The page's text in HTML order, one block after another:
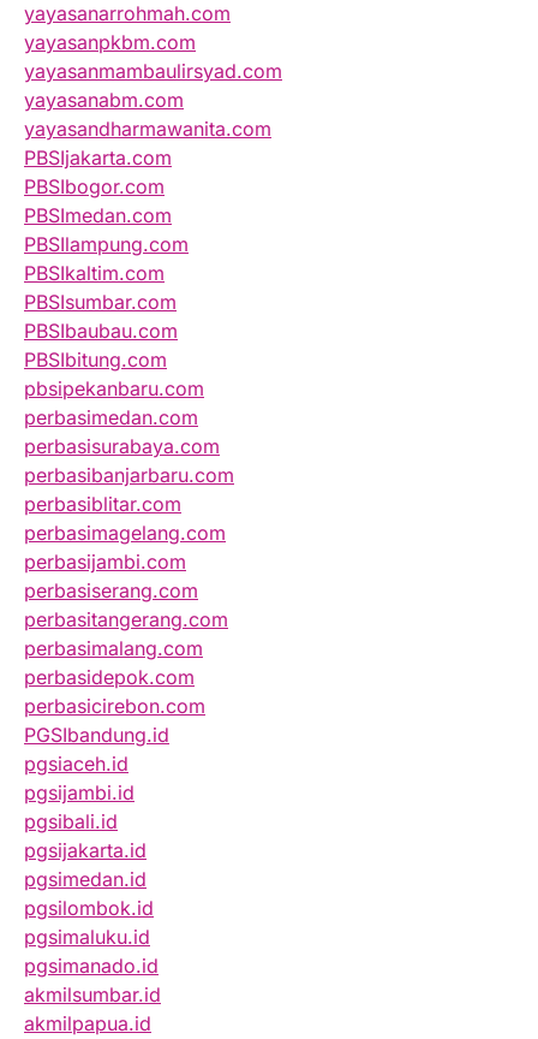
yayasanarrohmah.com
yayasanpkbm.com
yayasanmambaulirsyad.com
yayasanabm.com
yayasandharmawanita.com
PBSIjakarta.com
PBSIbogor.com
PBSImedan.com
PBSIlampung.com
PBSIkaltim.com
PBSIsumbar.com
PBSIbaubau.com
PBSIbitung.com
pbsipekanbaru.com
perbasimedan.com
perbasisurabaya.com
perbasibanjarbaru.com
perbasiblitar.com
perbasimagelang.com
perbasijambi.com
perbasiserang.com
perbasitangerang.com
perbasimalang.com
perbasidepok.com
perbasicirebon.com
PGSIbandung.id
pgsiaceh.id
pgsijambi.id
pgsibali.id
pgsijakarta.id
pgsimedan.id
pgsilombok.id
pgsimaluku.id
pgsimanado.id
akmilsumbar.id
akmilpapua.id